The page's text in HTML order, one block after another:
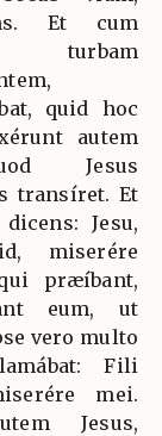
Et cum
turbam
quid hoc
autem
Jesus
transíret. Et
Jesu,
miserére
præíbant,
eum, ut
vero multo
Fili
mei.
Jesus,